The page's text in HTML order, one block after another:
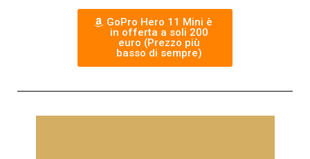
GoPro Hero 11 Mini è
in offerta a soli 200
euro (Prezzo più
basso di sempre)